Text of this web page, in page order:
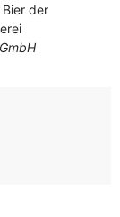
der